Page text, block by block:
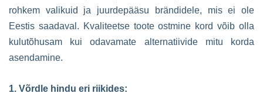
rohkem valikuid ja juurdepääsu brändidele, mis ei ole
Eestis saadaval. Kvaliteetse toote ostmine kord võib olla
kulutõhusam kui odavamate alternatiivide mitu korda
asendamine.
1. Võrdle hindu eri riikides: